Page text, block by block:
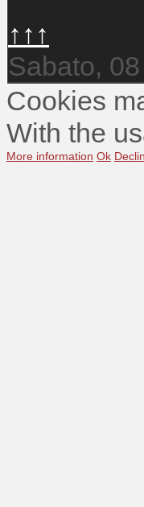
↑↑↑
Sabato,
Cookies
With the
More information Ok